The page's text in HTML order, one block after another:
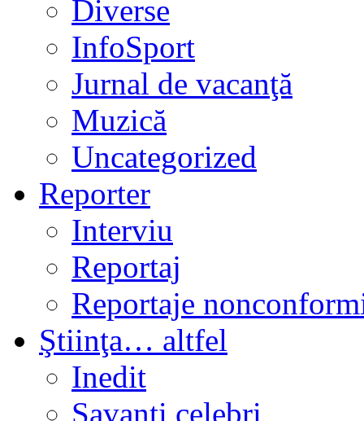
Diverse
InfoSport
Jurnal de vacanţă
Muzică
Uncategorized
Reporter
Interviu
Reportaj
Reportaje
Ştiinţa… altfel
Inedit
Savanți celebri